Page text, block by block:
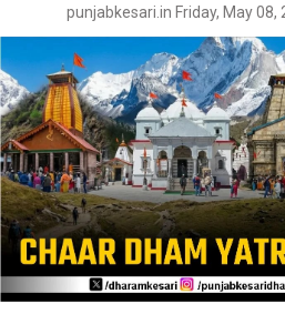
punjabkesari.in Friday, May 08,